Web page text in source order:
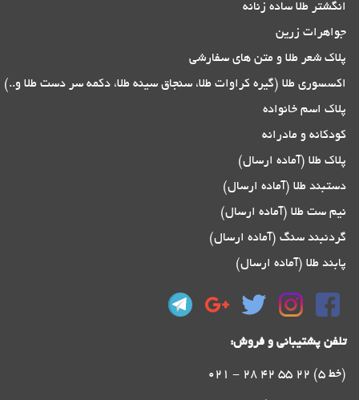
انگشتر طلا ساده زنانه
جواهرات زرین
پلاک شعر طلا و متن های سفارشی
اکسسوری طلا (گیره کراوات طلا، سنجاق سینه طلا، دکمه سر دست طلا و..)
پلاک اسم خانواده
کودکانه و مادرانه
پلاک طلا (آماده ارسال)
دستبند طلا (آماده ارسال)
نیم ست طلا (آماده ارسال)
گردنبند سنگ (آماده ارسال)
پابند طلا (آماده ارسال)
تلفن پشتیبانی و فروش:
021 - 28 42 55 22 (5 خط)